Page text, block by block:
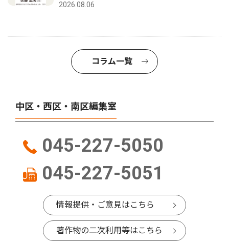
2026.08.06
コラム一覧
中区・西区・南区編集室
045-227-5050
045-227-5051
情報提供・ご意見はこちら
著作物の二次利用等はこちら